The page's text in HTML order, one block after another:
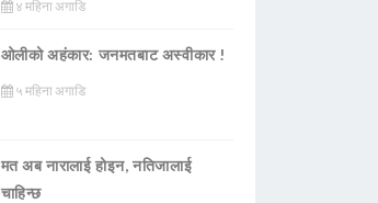
४ महिना अगाडि
ओलीको अहंकार: जनमतबाट अस्वीकार !
५ महिना अगाडि
मत अब नारालाई होइन, नतिजालाई
चाहिन्छ